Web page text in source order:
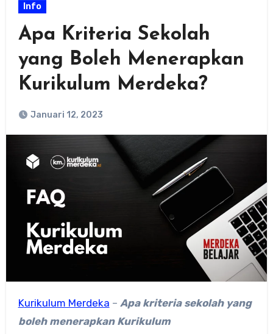
Info
Apa Kriteria Sekolah
yang Boleh Menerapkan
Kurikulum Merdeka?
Januari 12, 2023
Kurikulum Merdeka – Apa kriteria sekolah yang
boleh menerapkan Kurikulum